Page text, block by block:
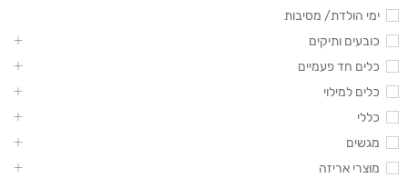
ימי הולדת/ מסיבות
כובעים ותיקים
כלים חד פעמיים
כלים למילוי
כללי
מגשים
מוצרי אריזה